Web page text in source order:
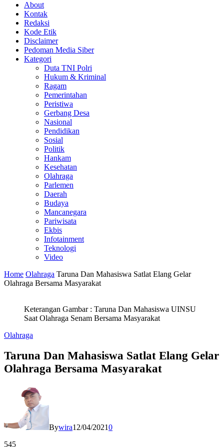
About
Kontak
Redaksi
Kode Etik
Disclaimer
Pedoman Media Siber
Kategori
Duta TNI Polri
Hukum & Kriminal
Ragam
Pemerintahan
Peristiwa
Gerbang Desa
Nasional
Pendidikan
Sosial
Politik
Hankam
Kesehatan
Olahraga
Parlemen
Daerah
Budaya
Mancanegara
Pariwisata
Ekbis
Infotainment
Teknologi
Video
Home Olahraga Taruna Dan Mahasiswa Satlat Elang Gelar
Olahraga Bersama Masyarakat
Keterangan Gambar : Taruna Dan Mahasiswa UINSU
Saat Olahraga Senam Bersama Masyarakat
Olahraga
Taruna Dan Mahasiswa Satlat Elang Gelar
Olahraga Bersama Masyarakat
Bywira12/04/20210
545